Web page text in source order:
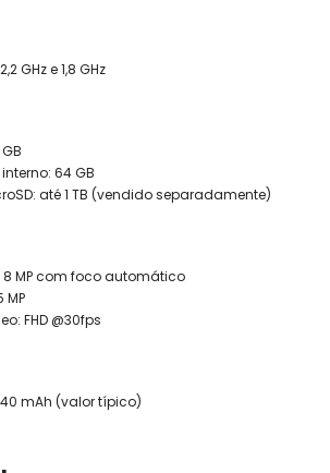
GHz e 1,8 GHz
64 GB
até 1 TB (vendido separadamente)
MP com foco automático
FHD @30fps
mAh (valor típico)